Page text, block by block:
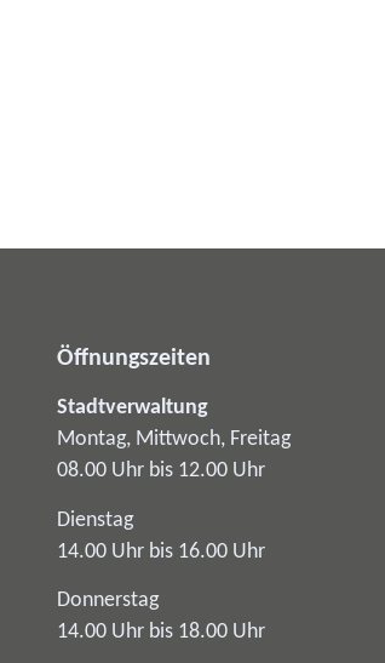
Öffnungszeiten
Stadtverwaltung
Montag, Mittwoch, Freitag
08.00 Uhr bis 12.00 Uhr
Dienstag
14.00 Uhr bis 16.00 Uhr
Donnerstag
14.00 Uhr bis 18.00 Uhr